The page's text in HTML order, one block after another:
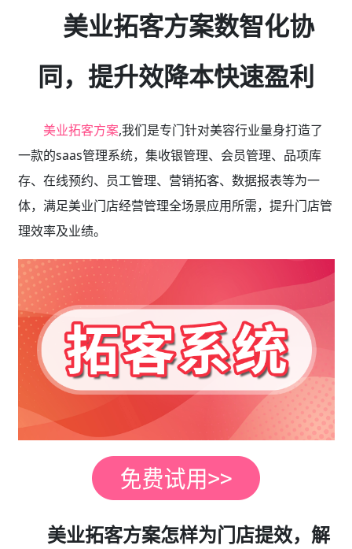
美业拓客方案数智化协
同，提升效降本快速盈利
美业拓客方案,我们是专门针对美容行业量身打造了
一款的saas管理系统，集收银管理、会员管理、品项库
存、在线预约、员工管理、营销拓客、数据报表等为一
体，满足美业门店经营管理全场景应用所需，提升门店管
理效率及业绩。
美业拓客方案怎样为门店提效，解